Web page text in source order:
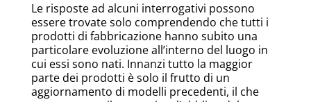
Le risposte ad alcuni interrogativi possono
essere trovate solo comprendendo che tutti i
prodotti di fabbricazione hanno subito una
particolare evoluzione all’interno del luogo in
cui essi sono nati. Innanzi tutto la maggior
parte dei prodotti è solo il frutto di un
aggiornamento di modelli precedenti, il che